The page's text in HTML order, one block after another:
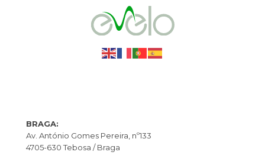
BRAGA:
Av. António Gomes Pereira, nº133
4705-630 Tebosa / Braga